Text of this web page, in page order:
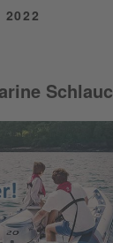
2022